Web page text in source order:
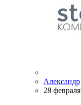
Александр
28 февраля